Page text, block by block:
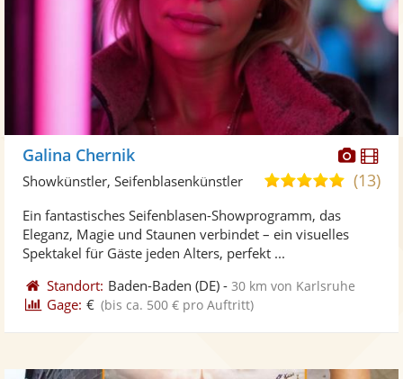
Galina Chernik
5,0(13)
Showkünstler, Seifenblasenkünstler
Ein fantastisches Seifenblasen-Showprogramm, das
Eleganz, Magie und Staunen verbindet – ein visuelles
Spektakel für Gäste jeden Alters, perfekt ...
Standort: Baden-Baden (DE) -30 km von Karlsruhe
Gage: € (bis ca. 500 € pro Auftritt)